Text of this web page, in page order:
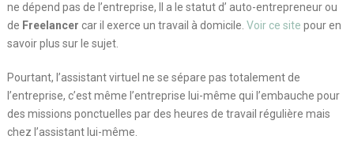
ne dépend pas de l’entreprise, Il a le statut d’ auto-entrepreneur ou
de Freelancer car il exerce un travail à domicile. Voir ce site pour en
savoir plus sur le sujet.
Pourtant, l’assistant virtuel ne se sépare pas totalement de
l’entreprise, c’est même l’entreprise lui-même qui l’embauche pour
des missions ponctuelles par des heures de travail régulière mais
chez l’assistant lui-même.